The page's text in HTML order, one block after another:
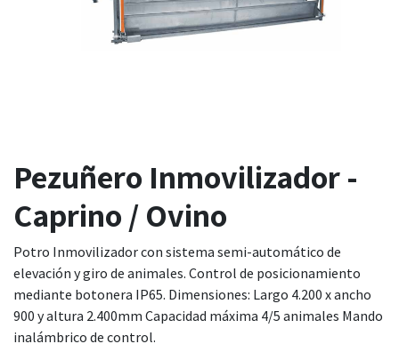
Pezuñero Inmovilizador -
Caprino / Ovino
Potro Inmovilizador con sistema semi-automático de
elevación y giro de animales. Control de posicionamiento
mediante botonera IP65. Dimensiones: Largo 4.200 x ancho
900 y altura 2.400mm Capacidad máxima 4/5 animales Mando
inalámbrico de control.